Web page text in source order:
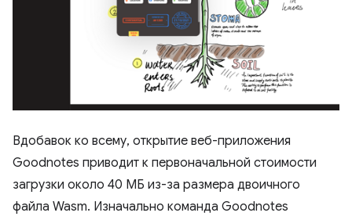
Вдобавок ко всему, открытие веб-приложения
Goodnotes приводит к первоначальной стоимости
загрузки около 40 МБ из-за размера двоичного
файла Wasm. Изначально команда Goodnotes